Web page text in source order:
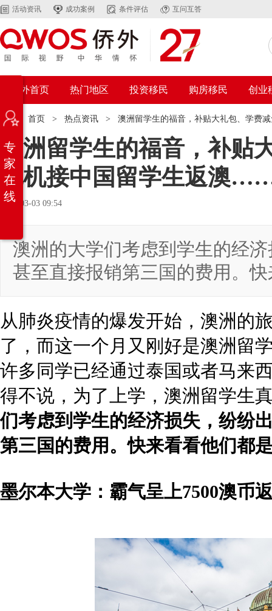
活动资讯 成功案例 条件评估 互问互答
侨外首页 热门地区 投资移民 购房移民 创业
位置： 首页 > 热点资讯 > 澳洲留学生的福音，补贴大礼包、学费
澳洲留学生的福音，补贴大礼包、学费
2020-03-03 09:54
从肺炎疫情的爆发开始，澳洲的旅行禁令已经持续了近一个月了，而
通过泰国或者马来西亚等国家准备辗转回澳了。不得不说，为了上学，
失，纷纷出台了补贴计划，甚至直接报销第三国的费用。快来看看他们
墨尔本大学是“人狠话不多”，直接抛出了7500澳币的返澳大礼包！此
伴们一直心慌慌，毕竟墨大一向高冷。墨大教务长Mark Considine教授
大也在努力确保被疫情影响的学生能够按时完成学业。
那么这高达7500澳元的超大礼包到底涵盖了哪些费用呢？包括住宿费
专
家
在
线
在
线
咨
询
免
费
自
服
信
客
服
返回